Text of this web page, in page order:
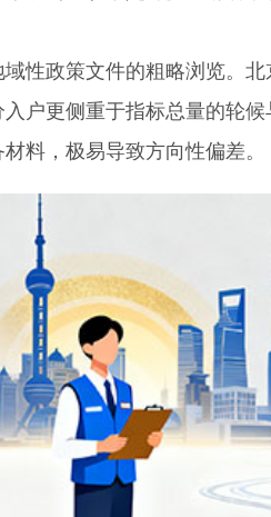
政策文件的粗略浏览。北
户更侧重于指标总量的轮
料，极易导致方向性偏差。